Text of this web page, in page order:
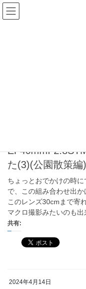
コ
ン
ナ
ビ
た(3)(公園散策編)
ちょっとおでかけの時
で、この組み合わせ出か
このレンズ30cmまで寄
マクロ撮影みたいのも
共有:
2024年4月14日